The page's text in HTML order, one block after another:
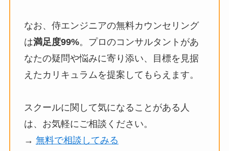
なお、侍エンジニアの無料カウンセリング
は満足度99%。プロのコンサルタントがあ
なたの疑問や悩みに寄り添い、目標を見据
えたカリキュラムを提案してもらえます。
スクールに関して気になることがある人
は、お気軽にご相談ください。
→ 無料で相談してみる